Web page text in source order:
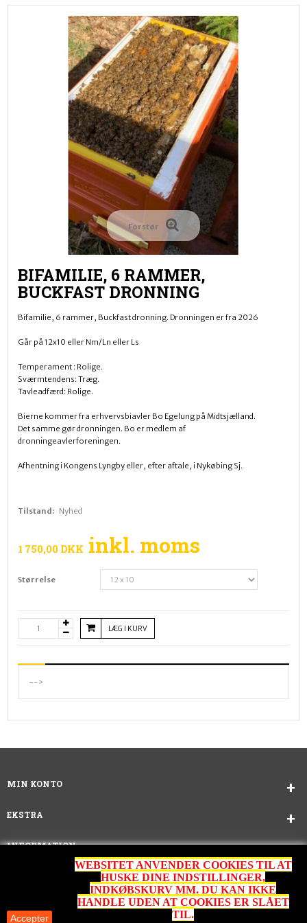
Forstør
BIFAMILIE, 6 RAMMER,
BUCKFAST DRONNING
Bifamilie, 6 rammer, Buckfast dronning. Dronningen er fra 2026
Går på 12x10 eller Nm/Ln eller Ls
Temperament : Rolige.
Sværmtendens: Træg.
Tavleadfærd: Rolige.
Bierne kommer fra erhvervsbiavler Bo Egelung på Midtsjælland.
Det samme gør dronningen. Bo er medlem af
dronningeavlerforeningen.
Afhentning i Kongens Lyngby eller, efter aftale, i Nykøbing Sj.
Tilstand: Nyhed
1 750,00 DKK inkl. moms
Størrelse
LÆG I KURV
-->
MIN KONTO
EKSTRA
INFORMATION
Accepter
WEBSITET ANVENDER COOKIES TIL AT
HUSKE DINE INDSTILLINGER,
INDKØBSKURV MM. DU KAN IKKE
HANDLE UDEN AT COOKIES ER SLÅET
TIL.